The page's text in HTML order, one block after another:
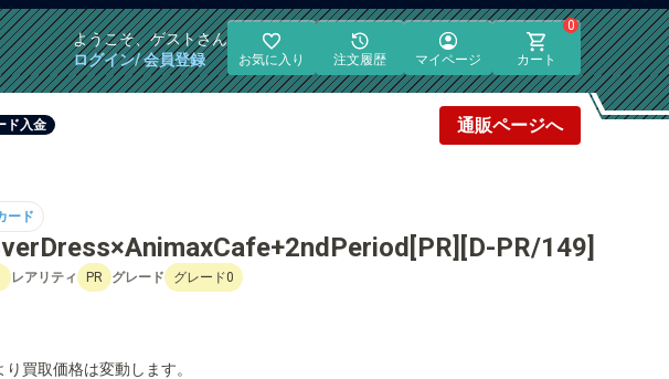
ようこそ、ゲストさん
ログイン/ 会員登録
お気に入り 注文履歴 マイページ
0
カート
ド入金 通販ページへ
ード
PR/149]
レアリティ PR グレード グレード0
買取価格は変動します。